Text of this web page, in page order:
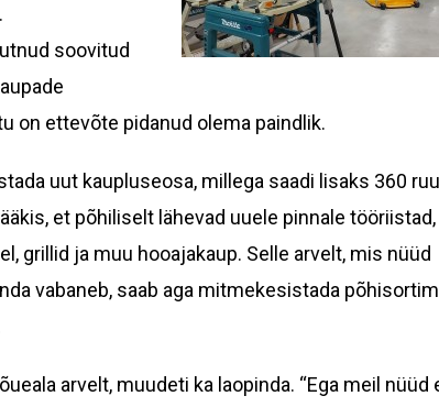
soovitud
on ettevõte pidanud olema paindlik.
uut kaupluseosa, millega saadi lisaks 360
et põhiliselt lähevad uuele pinnale tööriistad,
grillid ja muu hooajakaup. Selle arvelt, mis nüüd
vabaneb, saab aga mitmekesistada
arvelt, muudeti ka laopinda. “Ega meil nüüd